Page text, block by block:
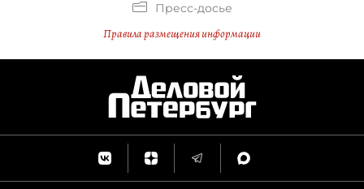
Пресс-досье
Правила размещения информации